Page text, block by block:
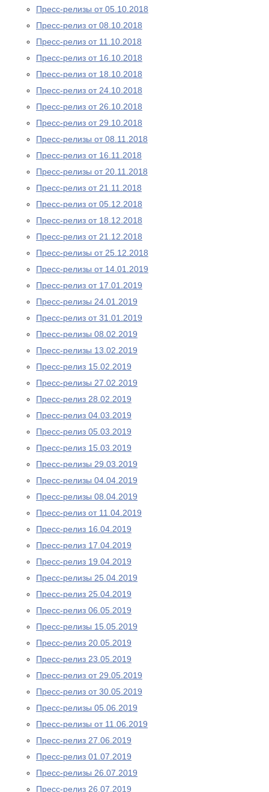
Пресс-релизы от 05.10.2018
Пресс-релиз от 08.10.2018
Пресс-релиз от 11.10.2018
Пресс-релиз от 16.10.2018
Пресс-релиз от 18.10.2018
Пресс-релиз от 24.10.2018
Пресс-релиз от 26.10.2018
Пресс-релиз от 29.10.2018
Пресс-релизы от 08.11.2018
Пресс-релиз от 16.11.2018
Пресс-релизы от 20.11.2018
Пресс-релиз от 21.11.2018
Пресс-релиз от 05.12.2018
Пресс-релиз от 18.12.2018
Пресс-релиз от 21.12.2018
Пресс-релизы от 25.12.2018
Пресс-релизы от 14.01.2019
Пресс-релиз от 17.01.2019
Пресс-релизы 24.01.2019
Пресс-релиз от 31.01.2019
Пресс-релизы 08.02.2019
Пресс-релизы 13.02.2019
Пресс-релиз 15.02.2019
Пресс-релизы 27.02.2019
Пресс-релиз 28.02.2019
Пресс-релиз 04.03.2019
Пресс-релиз 05.03.2019
Пресс-релиз 15.03.2019
Пресс-релизы 29.03.2019
Пресс-релизы 04.04.2019
Пресс-релизы 08.04.2019
Пресс-релиз от 11.04.2019
Пресс-релиз 16.04.2019
Пресс-релиз 17.04.2019
Пресс-релиз 19.04.2019
Пресс-релизы 25.04.2019
Пресс-релиз 25.04.2019
Пресс-релиз 06.05.2019
Пресс-релизы 15.05.2019
Пресс-релиз 20.05.2019
Пресс-релиз 23.05.2019
Пресс-релиз от 29.05.2019
Пресс-релиз от 30.05.2019
Пресс-релизы 05.06.2019
Пресс-релизы от 11.06.2019
Пресс-релиз 27.06.2019
Пресс-релиз 01.07.2019
Пресс-релизы 26.07.2019
Пресс-релиз 26.07.2019